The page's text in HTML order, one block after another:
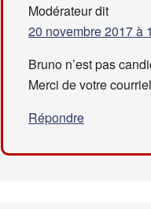
Modérateurdit
20 novembre 2017 à
Bruno n’est pas
Merci de votre
Répondre